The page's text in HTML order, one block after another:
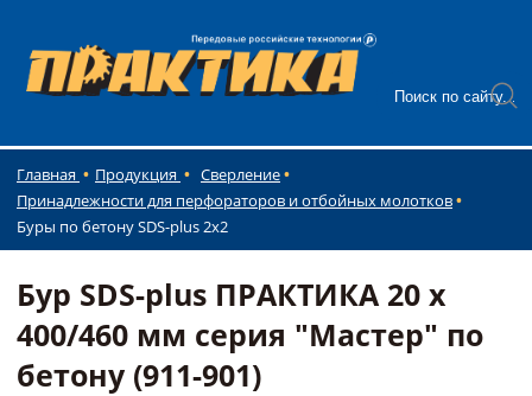
Главная Продукция
Сверление
Принадлежности для перфораторов и отбойных молотков
Буры по бетону SDS-plus 2x2
Бур SDS-plus ПРАКТИКА 20 х
400/460 мм серия "Мастер" по
бетону (911-901)